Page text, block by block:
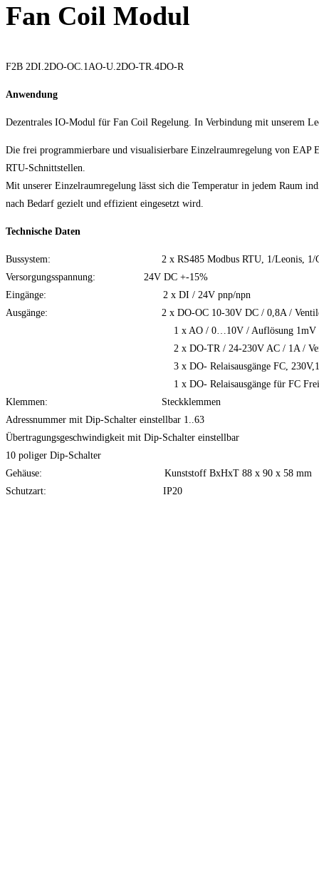
Fan Coil Modul
F2B 2DI.2DO-OC.1AO-U.2DO-TR.4DO-R
Anwendung
Dezentrales IO-Modul für Fan Coil Regelung. In Verbindung mit unserem
Die frei programmierbare und visualisierbare Einzelraumregelung von EAP
RTU-Schnittstellen.
Mit unserer Einzelraumregelung lässt sich die Temperatur in jedem Raum
nach Bedarf gezielt und effizient eingesetzt wird.
Technische Daten
Bussystem: 2 x RS485 Modbus RTU, 1/Leonis, 1/
Versorgungsspannung: 24V DC +-15%
Eingänge: 2 x DI / 24V pnp/npn
Ausgänge: 2 x DO-OC 10-30V DC / 0,8A /
1 x AO / 0…10V / Auflösung 1mV
2 x DO-TR / 24-230V AC / 1A /
3 x DO- Relaisausgänge FC,
1 x DO- Relaisausgänge für FC
Klemmen: Steckklemmen
Adressnummer mit Dip-Schalter einstellbar 1..63
Übertragungsgeschwindigkeit mit Dip-Schalter einstellbar
10 poliger Dip-Schalter
Gehäuse: Kunststoff BxHxT 88 x 90 x 58 mm
Schutzart: IP20